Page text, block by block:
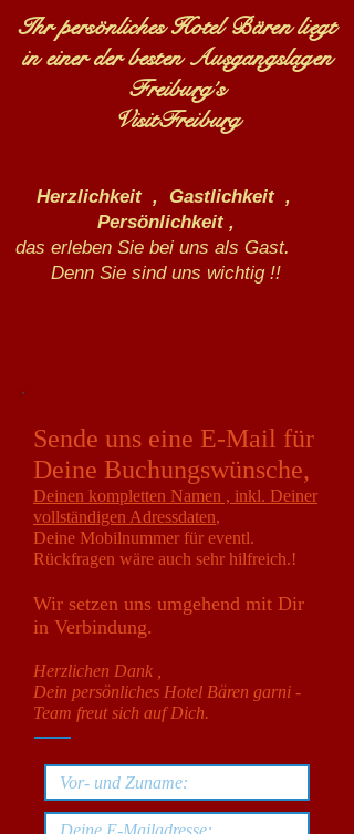
Ihr persönliches Hotel Bären liegt
in einer der besten Ausgangslagen
Freiburg´s
VisitFreiburg
Herzlichkeit , Gastlichkeit ,
Persönlichkeit ,
das erleben Sie bei uns als Gast.
Denn Sie sind uns wichtig !!
Sende uns eine E-Mail für
Deine Buchungswünsche,
Deinen kompletten Namen , inkl. Deiner
vollständigen Adressdaten,
Deine Mobilnummer für eventl.
Rückfragen wäre auch sehr hilfreich.!
Wir setzen uns umgehend mit Dir
in Verbindung.
Herzlichen Dank ,
Dein persönliches Hotel Bären garni -
Team freut sich auf Dich.